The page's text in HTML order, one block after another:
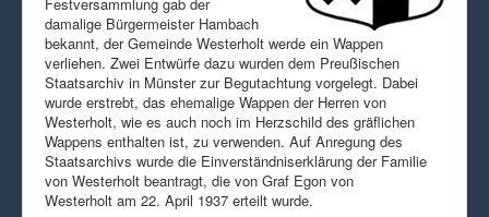
damalige Bürgermeister Hambach
bekannt, der Gemeinde Westerholt werde ein Wappen
verliehen. Zwei Entwürfe dazu wurden dem Preußischen
Staatsarchiv in Münster zur Begutachtung vorgelegt. Dabei
wurde erstrebt, das ehemalige Wappen der Herren von
Westerholt, wie es auch noch im Herzschild des gräflichen
Wappens enthalten ist, zu verwenden. Auf Anregung des
Staatsarchivs wurde die Einverständniserklärung der Familie
von Westerholt beantragt, die von Graf Egon von
Westerholt am 22. April 1937 erteilt wurde.